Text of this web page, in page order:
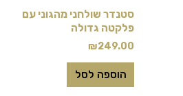
סטנדר שולחני מהגוני עם
פלקטה גדולה
₪249.00
הוספה לסל